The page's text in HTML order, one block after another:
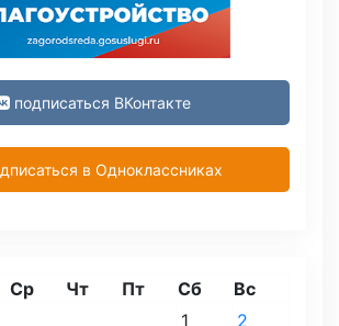
подписаться ВКонтакте
в Одноклассниках
Ср Чт Пт Сб Вс
1
2